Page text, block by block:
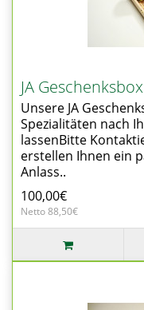
JA Geschenksbox
Unsere JA
Spezialitäten nach
lassenBitte
erstellen Ihnen ein
Anlass..
100,00€
Netto 88,50€